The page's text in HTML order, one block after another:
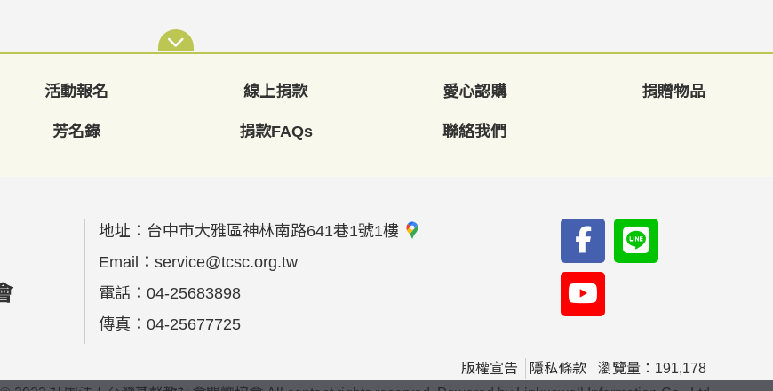
活動報名 線上捐款 愛心認購 捐贈物品
芳名錄 捐款FAQs 聯絡我們
地址： 台中市大雅區神林南路641巷1號1樓
Email： service@tcsc.org.tw
電話： 04-25683898
傳真： 04-25677725
版權宣告 隱私條款
瀏覽量：191,178